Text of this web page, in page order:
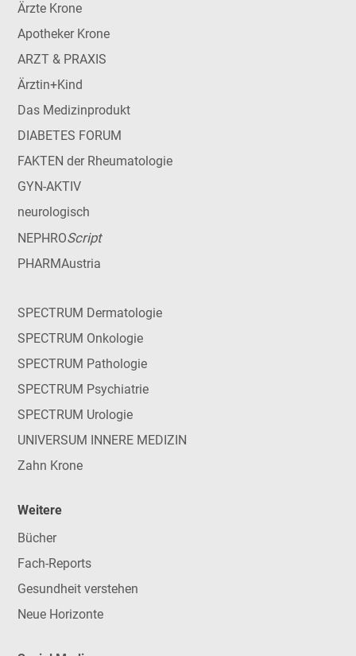
Ärzte Krone
Apotheker Krone
ARZT & PRAXIS
Ärztin+Kind
Das Medizinprodukt
DIABETES FORUM
FAKTEN der Rheumatologie
GYN-AKTIV
neurologisch
NEPHROScript
PHARMAustria
SPECTRUM Dermatologie
SPECTRUM Onkologie
SPECTRUM Pathologie
SPECTRUM Psychiatrie
SPECTRUM Urologie
UNIVERSUM INNERE MEDIZIN
Zahn Krone
Weitere
Bücher
Fach-Reports
Gesundheit verstehen
Neue Horizonte